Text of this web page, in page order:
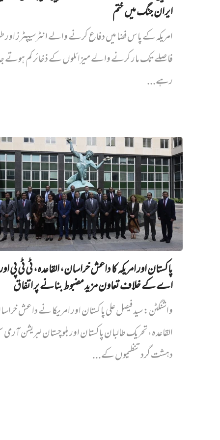
ایران جنگ میں‌ ختم
امریکہ کے پاس فضا میں دفاع کرنے والے انٹرسیپٹرز اور
فاصلے تک مار کرنے والے میزائلوں کے ذخائر کم ہوتے
رہے...
پاکستان اور امریکہ کا داعش خراسان، القاعدہ، ٹی ٹی پی
اے کے خلاف تعاون مزید مضبوط بنانے پر اتفاق
واشنگٹن: سید فیصل علی پاکستان اور امریکا نے داعش
القاعدہ، تحریک طالبان پاکستان اور بلوچستان لبریشن
دہشت گرد تنظیموں کے...